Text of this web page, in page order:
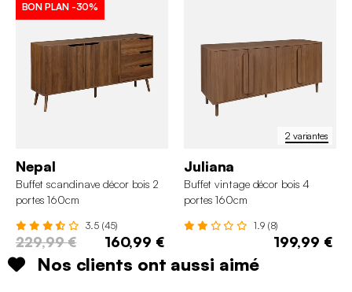
BON PLAN -30%
Nepal
Buffet scandinave décor bois 2
portes 160cm
3.5 (45)
229,99 € 160,99 €
2 variantes
Juliana
Buffet vintage décor bois 4
portes 160cm
1.9 (8)
199,99 €
Nos clients ont aussi aimé